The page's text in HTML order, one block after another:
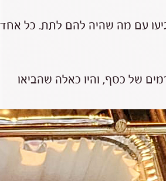
עם מה שהיה להם לתת. כל אחד
של כסף, והיו כאלה שהביאו